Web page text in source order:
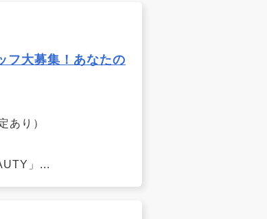
フ大募集！あなたの
あり）
」...